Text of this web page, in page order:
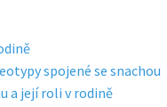
spojené se snachou
a její roli v rodině